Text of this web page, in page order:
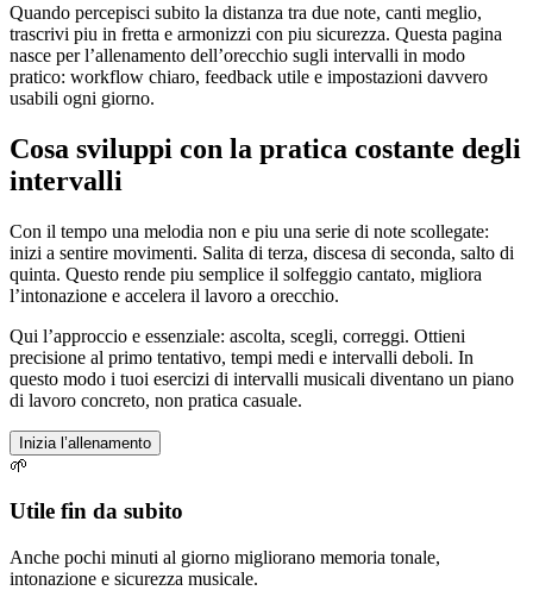
Quando percepisci subito la distanza tra due note, canti meglio,
trascrivi piu in fretta e armonizzi con piu sicurezza. Questa pagina
nasce per l’allenamento dell’orecchio sugli intervalli in modo
pratico: workflow chiaro, feedback utile e impostazioni davvero
usabili ogni giorno.
Cosa sviluppi con la pratica costante degli
intervalli
Con il tempo una melodia non e piu una serie di note scollegate:
inizi a sentire movimenti. Salita di terza, discesa di seconda, salto di
quinta. Questo rende piu semplice il solfeggio cantato, migliora
l’intonazione e accelera il lavoro a orecchio.
Qui l’approccio e essenziale: ascolta, scegli, correggi. Ottieni
precisione al primo tentativo, tempi medi e intervalli deboli. In
questo modo i tuoi esercizi di intervalli musicali diventano un piano
di lavoro concreto, non pratica casuale.
Inizia l’allenamento
🌱
Utile fin da subito
Anche pochi minuti al giorno migliorano memoria tonale,
intonazione e sicurezza musicale.